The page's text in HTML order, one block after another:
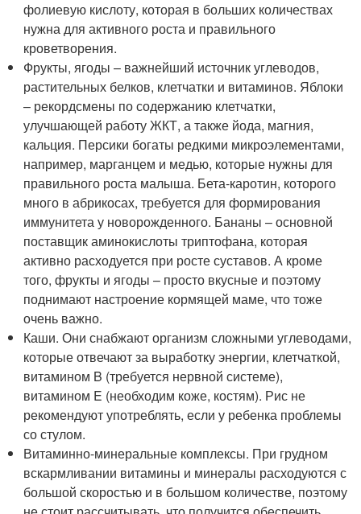
фолиевую кислоту, которая в больших количествах
нужна для активного роста и правильного
кроветворения.
Фрукты, ягоды – важнейший источник углеводов,
растительных белков, клетчатки и витаминов. Яблоки
– рекордсмены по содержанию клетчатки,
улучшающей работу ЖКТ, а также йода, магния,
кальция. Персики богаты редкими микроэлементами,
например, марганцем и медью, которые нужны для
правильного роста малыша. Бета-каротин, которого
много в абрикосах, требуется для формирования
иммунитета у новорожденного. Бананы – основной
поставщик аминокислоты триптофана, которая
активно расходуется при росте суставов. А кроме
того, фрукты и ягоды – просто вкусные и поэтому
поднимают настроение кормящей маме, что тоже
очень важно.
Каши. Они снабжают организм сложными углеводами,
которые отвечают за выработку энергии, клетчаткой,
витамином B (требуется нервной системе),
витамином E (необходим коже, костям). Рис не
рекомендуют употреблять, если у ребенка проблемы
со стулом.
Витаминно-минеральные комплексы. При грудном
вскармливании витамины и минералы расходуются с
большой скоростью и в большом количестве, поэтому